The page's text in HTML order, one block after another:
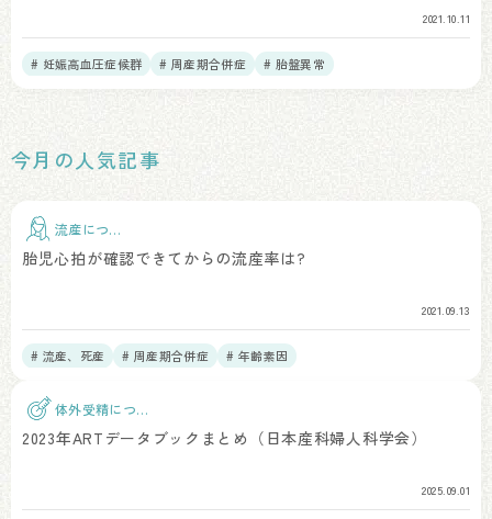
2021.10.11
# 妊娠高血圧症候群 # 周産期合併症 # 胎盤異常
今月の人気記事
流産につい
胎児心拍が確認できてからの流産率は?
2021.09.13
# 流産、死産 # 周産期合併症 # 年齢素因
体外受精につい
て
2023年ARTデータブックまとめ（日本産科婦人科学会）
2025.09.01